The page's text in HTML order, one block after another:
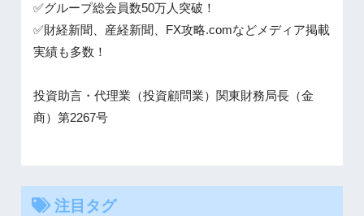
✅グループ総会員数50万人突破！
✅財経新聞、産経新聞、FX攻略.comなどメディア掲載
実績も多数！
投資助言・代理業（投資顧問業）関東財務局長（金
商）第2267号
注目タグ